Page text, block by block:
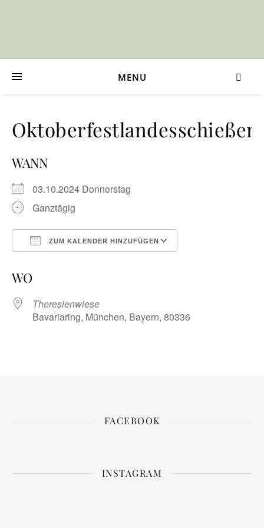
MENU
Oktoberfestlandesschießen
WANN
03.10.2024 Donnerstag
Ganztägig
ZUM KALENDER HINZUFÜGEN
WO
Theresienwiese
Bavariaring, München, Bayern, 80336
FACEBOOK
INSTAGRAM